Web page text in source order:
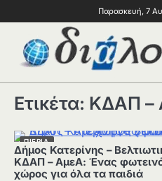
Παρασκευή, 7
Ετικέτα: ΚΔΑΠ –
ΠΙΕΡΙΑ
Δήμος Κατερίνης –
ΚΔΑΠ – ΑμεΑ: Ένας
χώρος για όλα τα παιδιά